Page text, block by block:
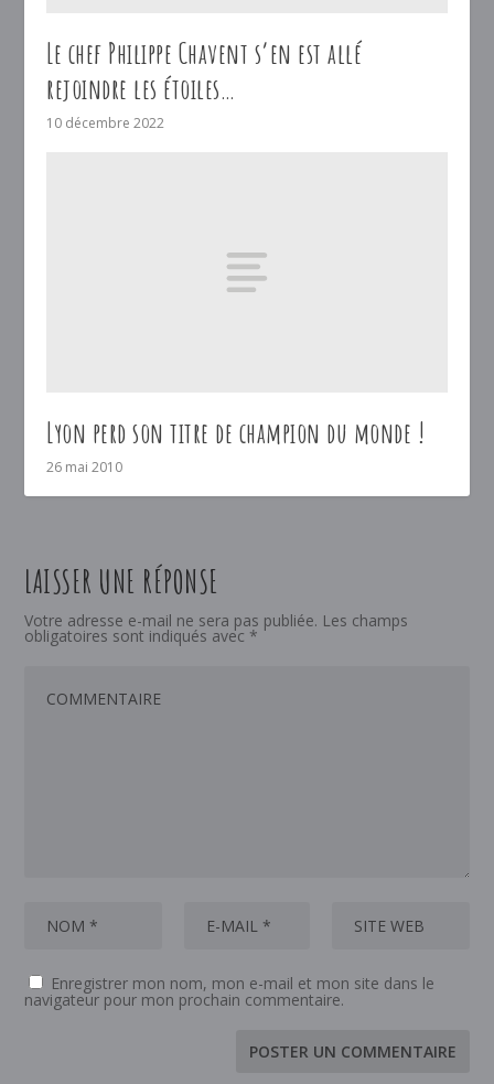
Le chef Philippe Chavent s’en est allé
rejoindre les étoiles…
10 décembre 2022
Lyon perd son titre de champion du monde !
26 mai 2010
LAISSER UNE RÉPONSE
Votre adresse e-mail ne sera pas publiée. Les champs
obligatoires sont indiqués avec *
Enregistrer mon nom, mon e-mail et mon site dans le
navigateur pour mon prochain commentaire.